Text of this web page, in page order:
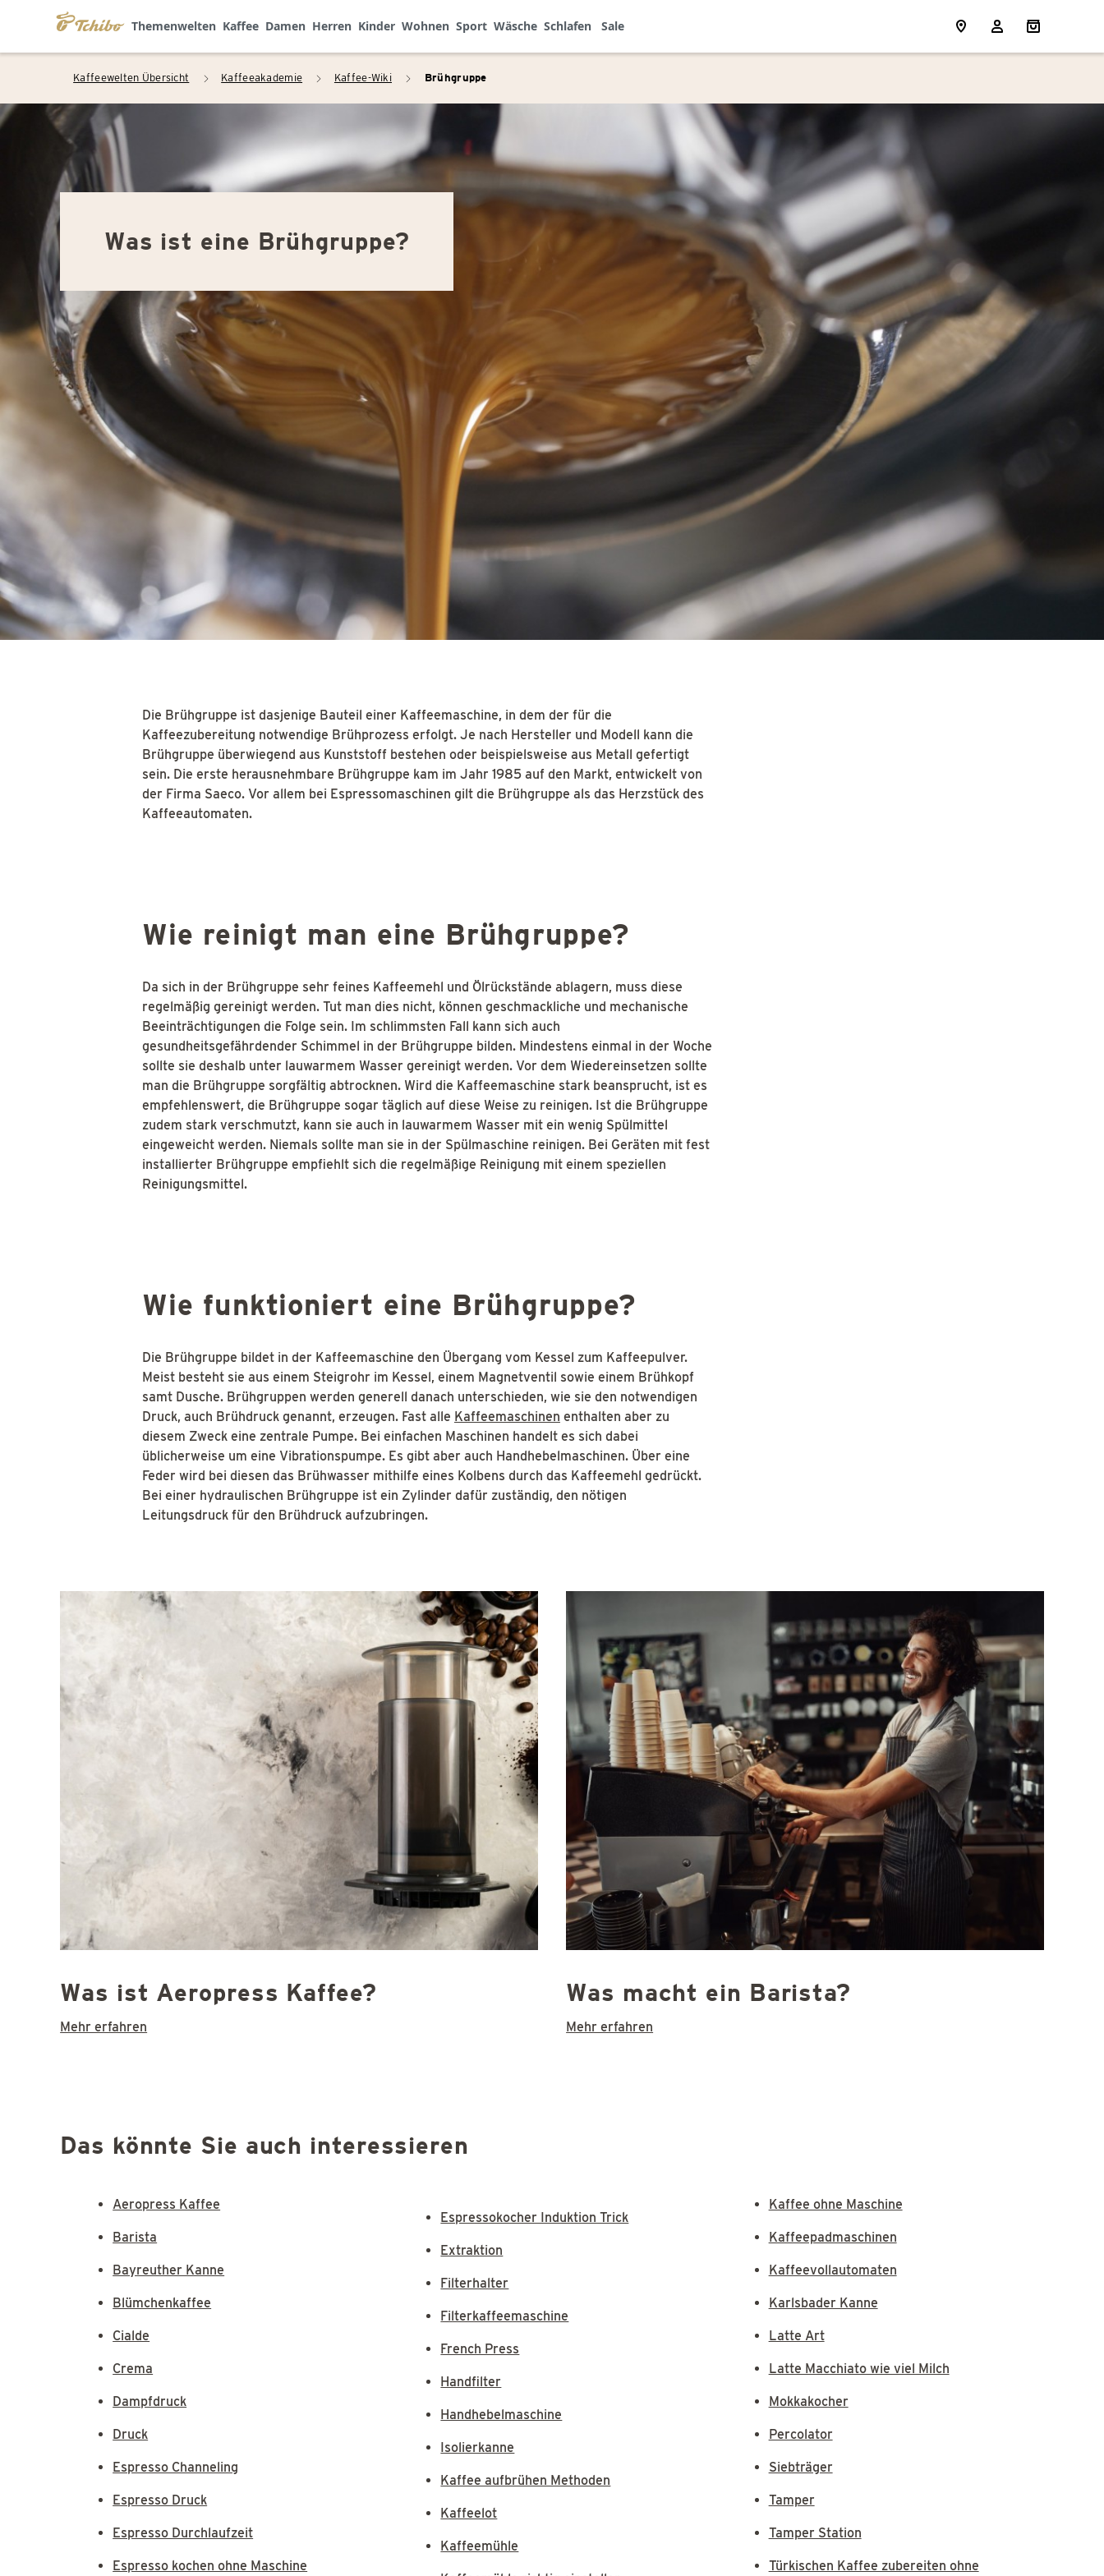
Themenwelten Kaffee Damen Herren Kinder Wohnen Sport Wäsche Schlafen Sale
Kaffeewelten Übersicht arrow_right Kaffeeakademie arrow_right Kaffee-Wiki arrow_right Brühgruppe
Was ist eine Brühgruppe?
Die Brühgruppe ist dasjenige Bauteil einer Kaffeemaschine, in dem der für die
Kaffeezubereitung notwendige Brühprozess erfolgt. Je nach Hersteller und Modell kann die
Brühgruppe überwiegend aus Kunststoff bestehen oder beispielsweise aus Metall gefertigt
sein. Die erste herausnehmbare Brühgruppe kam im Jahr 1985 auf den Markt, entwickelt von
der Firma Saeco. Vor allem bei Espressomaschinen gilt die Brühgruppe als das Herzstück des
Kaffeeautomaten.
Wie reinigt man eine Brühgruppe?
Da sich in der Brühgruppe sehr feines Kaffeemehl und Ölrückstände ablagern, muss diese
regelmäßig gereinigt werden. Tut man dies nicht, können geschmackliche und mechanische
Beeinträchtigungen die Folge sein. Im schlimmsten Fall kann sich auch
gesundheitsgefährdender Schimmel in der Brühgruppe bilden. Mindestens einmal in der Woche
sollte sie deshalb unter lauwarmem Wasser gereinigt werden. Vor dem Wiedereinsetzen sollte
man die Brühgruppe sorgfältig abtrocknen. Wird die Kaffeemaschine stark beansprucht, ist es
empfehlenswert, die Brühgruppe sogar täglich auf diese Weise zu reinigen. Ist die Brühgruppe
zudem stark verschmutzt, kann sie auch in lauwarmem Wasser mit ein wenig Spülmittel
eingeweicht werden. Niemals sollte man sie in der Spülmaschine reinigen. Bei Geräten mit fest
installierter Brühgruppe empfiehlt sich die regelmäßige Reinigung mit einem speziellen
Reinigungsmittel.
Wie funktioniert eine Brühgruppe?
Die Brühgruppe bildet in der Kaffeemaschine den Übergang vom Kessel zum Kaffeepulver.
Meist besteht sie aus einem Steigrohr im Kessel, einem Magnetventil sowie einem Brühkopf
samt Dusche. Brühgruppen werden generell danach unterschieden, wie sie den notwendigen
Druck, auch Brühdruck genannt, erzeugen. Fast alle Kaffeemaschinen enthalten aber zu
diesem Zweck eine zentrale Pumpe. Bei einfachen Maschinen handelt es sich dabei
üblicherweise um eine Vibrationspumpe. Es gibt aber auch Handhebelmaschinen. Über eine
Feder wird bei diesen das Brühwasser mithilfe eines Kolbens durch das Kaffeemehl gedrückt.
Bei einer hydraulischen Brühgruppe ist ein Zylinder dafür zuständig, den nötigen
Leitungsdruck für den Brühdruck aufzubringen.
Was ist Aeropress Kaffee?
Mehr erfahren
Was macht ein Barista?
Mehr erfahren
Das könnte Sie auch interessieren
Aeropress Kaffee
Barista
Bayreuther Kanne
Blümchenkaffee
Cialde
Crema
Dampfdruck
Druck
Espresso Channeling
Espresso Druck
Espresso Durchlaufzeit
Espresso kochen ohne Maschine
Espressokocher Induktion Trick
Extraktion
Filterhalter
Filterkaffeemaschine
French Press
Handfilter
Handhebelmaschine
Isolierkanne
Kaffee aufbrühen Methoden
Kaffeelot
Kaffeemühle
Kaffee ohne Maschine
Kaffeepadmaschinen
Kaffeevollautomaten
Karlsbader Kanne
Latte Art
Latte Macchiato wie viel Milch
Mokkakocher
Percolator
Siebträger
Tamper
Tamper Station
Türkischen Kaffee zubereiten ohne